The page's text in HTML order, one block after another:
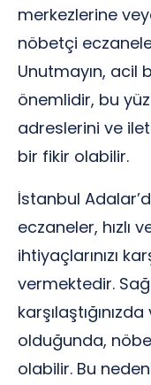
merkezlerine
nöbetçi
Unutmayın, acil
önemlidir, bu
adreslerini ve
bir fikir olabilir.
İstanbul
eczaneler, hızlı
ihtiyaçlarınızı
vermektedir.
olduğunda,
olabilir. Bu